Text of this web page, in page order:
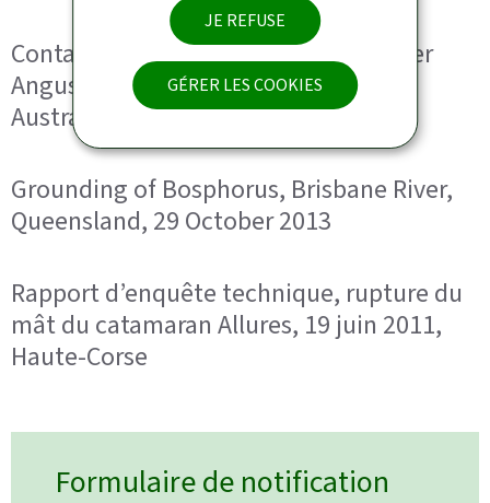
JE REFUSE
GÉRER LES COOKIES
Contact with wharf by livestock carrier
Angus Express at Broome, Western
Australia, 20 April 2018
Grounding of Bosphorus, Brisbane River,
Queensland, 29 October 2013
Rapport d’enquête technique, rupture du
mât du catamaran Allures, 19 juin 2011,
Haute-Corse
Formulaire de notification